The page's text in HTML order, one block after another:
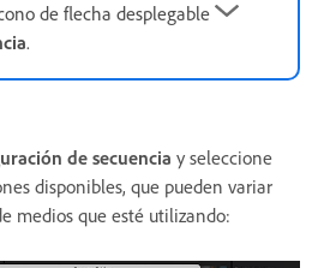
de flecha desplegable
.
de secuencia y seleccione
disponibles, que pueden variar
medios que esté utilizando: